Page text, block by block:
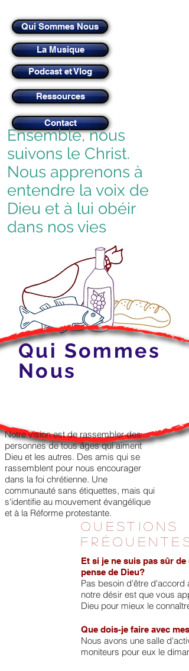
Qui Sommes Nous
La Musique
Podcast et Vlog
Ressources
Contact
Ensemble, nous
suivons le Christ.
Nous apprenons à
entendre la voix de
Dieu et à lui obéir
dans nos vies
Qui Sommes
Nous
Notre vision est de rassembler des
personnes de tous âges qui aiment
Dieu et les autres. Des amis qui se
rassemblent pour nous encourager
dans la foi chrétienne. Une
communauté sans étiquettes, mais qui
s'identifie au mouvement évangélique
et à la Réforme protestante.
Questions
Et si je ne suis pas sûr de
pense de Dieu?
Pas besoin d'être d'accord
notre désir est que vous
Dieu pour mieux le connaître.
Que dois-je faire avec mes
Nous avons une salle
moniteurs pour eux le